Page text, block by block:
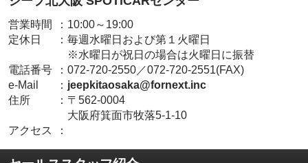
営業時間 ： 10:00～19:00
定休日
： 毎週水曜日および第１火曜日
※水曜日が祝日の場合は火曜日に振替
電話番号
： 072-720-2550／072-720-2551(FAX)
e-Mail
： jeepkitaosaka@fornext.inc
住所
： 〒562-0004
大阪府箕面市牧落5-1-10
アクセス
：